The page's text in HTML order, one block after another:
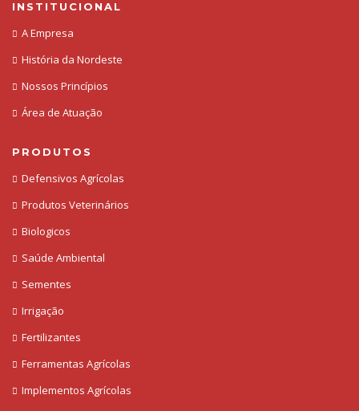
INSTITUCIONAL
A Empresa
História da Nordeste
Nossos Princípios
Área de Atuação
PRODUTOS
Defensivos Agrícolas
Produtos Veterinários
Biologicos
Saúde Ambiental
Sementes
Irrigação
Fertilizantes
Ferramentas Agrícolas
Implementos Agrícolas